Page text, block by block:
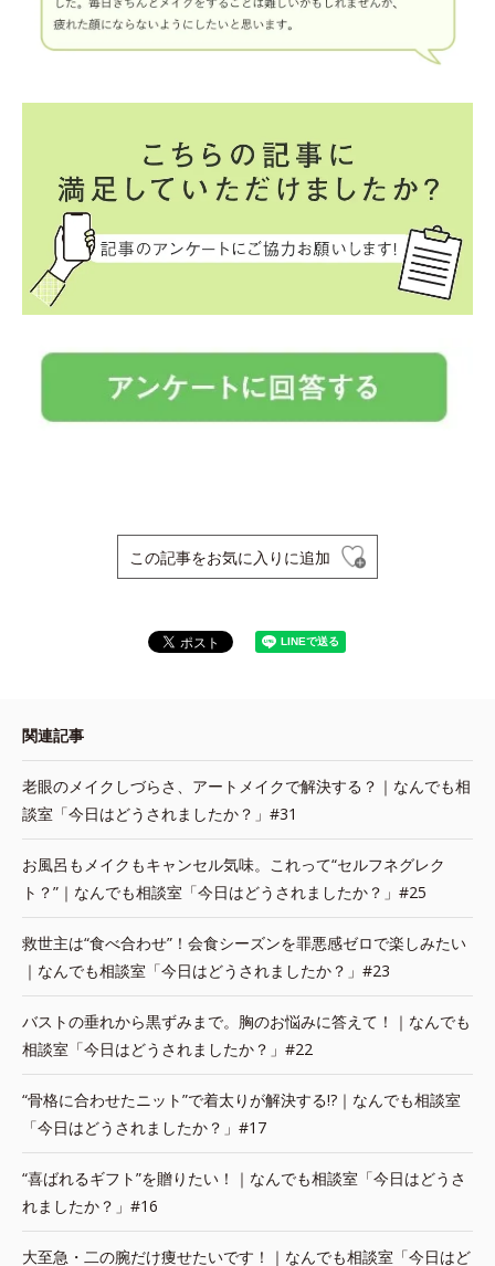
この記事をお気に入りに追加
関連記事
老眼のメイクしづらさ、アートメイクで解決する？｜なんでも相
談室「今日はどうされましたか？」#31
お風呂もメイクもキャンセル気味。これって“セルフネグレク
ト？”｜なんでも相談室「今日はどうされましたか？」#25
救世主は“食べ合わせ”！会食シーズンを罪悪感ゼロで楽しみたい
｜なんでも相談室「今日はどうされましたか？」#23
バストの垂れから黒ずみまで。胸のお悩みに答えて！｜なんでも
相談室「今日はどうされましたか？」#22
“骨格に合わせたニット”で着太りが解決する!?｜なんでも相談室
「今日はどうされましたか？」#17
“喜ばれるギフト”を贈りたい！｜なんでも相談室「今日はどうさ
れましたか？」#16
大至急・二の腕だけ痩せたいです！｜なんでも相談室「今日はど